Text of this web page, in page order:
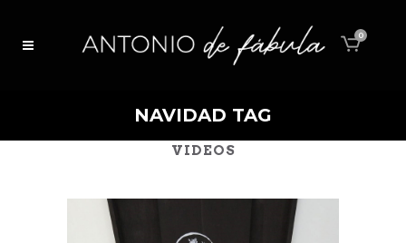
0
NAVIDAD TAG
EVENTOS
NOTICIAS
VIDEOS